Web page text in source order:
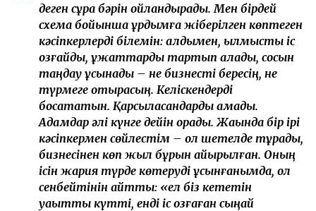
деген сұрақ бәрін ойландырады. Мен бірдей
схема бойынша құрдымға жіберілген көптеген
кәсіпкерлерді білемін: алдымен, қылмыстық іс
қозғайды, құжаттарды тартып алады, сосын
таңдау ұсынады – не бизнесті бересің, не
түрмеге отырасың. Келіскендерді
босататын. Қарсыласқандарды қамады.
Адамдар әлі күнге дейін қорқады. Жақында бір ірі
кәсіпкермен сөйлестім – ол шетелде тұрады,
бизнесінен көп жыл бұрын айырылған. Оның
ісін жария түрде көтеруді ұсынғанымда, ол
сенбейтінін айтты: «ел біз кететін
уақытты күтті, енді іс қозғаған сыңай